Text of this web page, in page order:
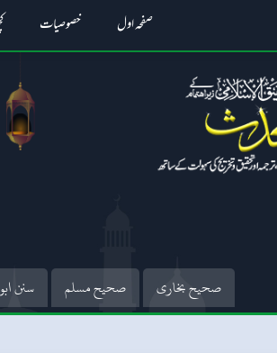
صفحہ اول خصوصیات
صحیح بخاری صحیح مسلم سنن